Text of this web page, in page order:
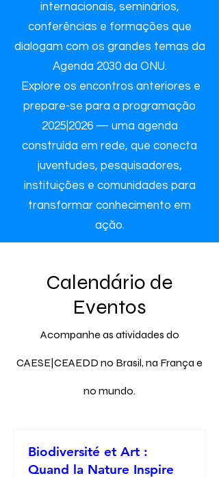
internacionais, seminários,
conferências e formações que
dialogam com os grandes temas da
Agenda 2030 da ONU.
Explore os encontros anteriores e
prepare-se para a programação
2025|2026 — uma agenda
construída em rede, que conecta
juventudes, pesquisadores,
instituições e comunidades para
transformar conhecimento em
ação.
Calendário de
Eventos
Acompanhe as atividades do
CAESE|CEAEDD no Brasil, na França e
no mundo.
Biodiversité et Art :
Quand la Nature Inspire